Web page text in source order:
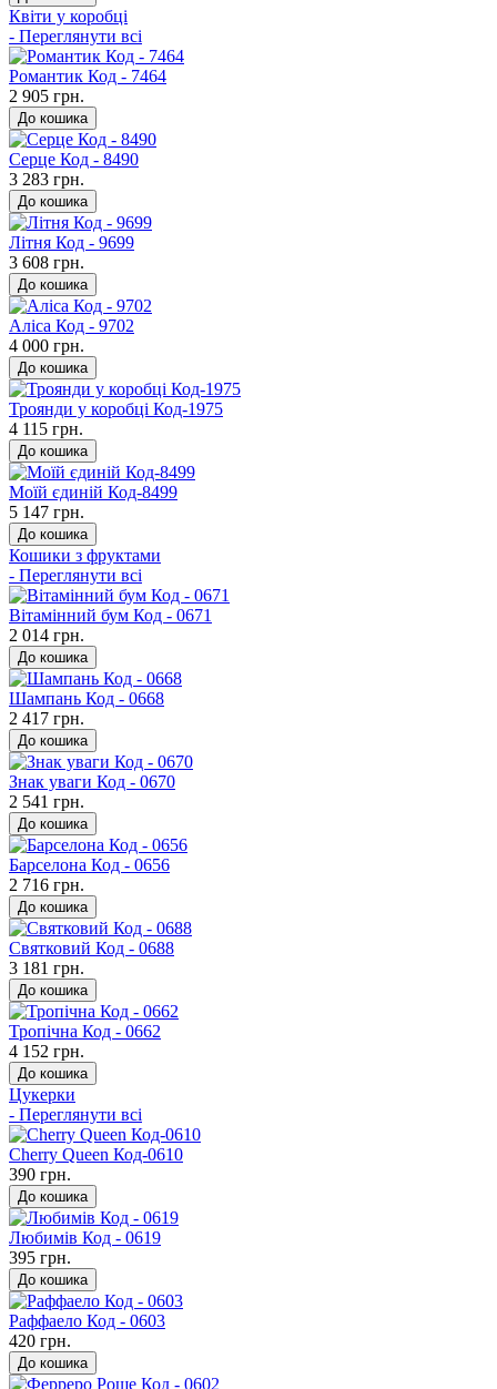
Квіти у коробці
- Переглянути всі
Романтик Код - 7464
2 905 грн.
До кошика
Серце Код - 8490
3 283 грн.
До кошика
Літня Код - 9699
3 608 грн.
До кошика
Аліса Код - 9702
4 000 грн.
До кошика
Троянди у коробці Код-1975
4 115 грн.
До кошика
Моїй єдиній Код-8499
5 147 грн.
До кошика
Кошики з фруктами
- Переглянути всі
Вітамінний бум Код - 0671
2 014 грн.
До кошика
Шампань Код - 0668
2 417 грн.
До кошика
Знак уваги Код - 0670
2 541 грн.
До кошика
Барселона Код - 0656
2 716 грн.
До кошика
Святковий Код - 0688
3 181 грн.
До кошика
Тропічна Код - 0662
4 152 грн.
До кошика
Цукерки
- Переглянути всі
Cherry Queen Код-0610
390 грн.
До кошика
Любимів Код - 0619
395 грн.
До кошика
Раффаело Код - 0603
420 грн.
До кошика